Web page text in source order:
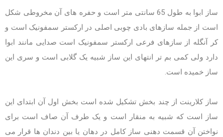
ساز ابوا به طول 65 سانتی متر است و حفره های آن مخروطی شکل
است از جمله سازهای بادی چوبی اصلی در ارکستر سمفونیک است و
کر آنگله از سازهای فرعی ارکستر سمفونیک است صدایی مانند ابوا
دارد ولی کمی بم تر انتهای این ساز شبیه یک گلابی است و سری این
ساز خمیده است.
ساز کلارینت از چند بخش تشکیل شده است بخش اول آن ابتدای این
ساز است که شبیه به منقار است و یک طرف آن صاف است برای
نواختن آن قسمت دهنی ساز کامل در دهان یا بین دندان ها قرار می